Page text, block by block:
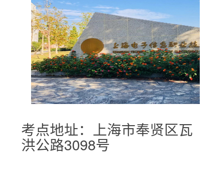
考点地址：上海市奉贤区瓦
洪公路3098号